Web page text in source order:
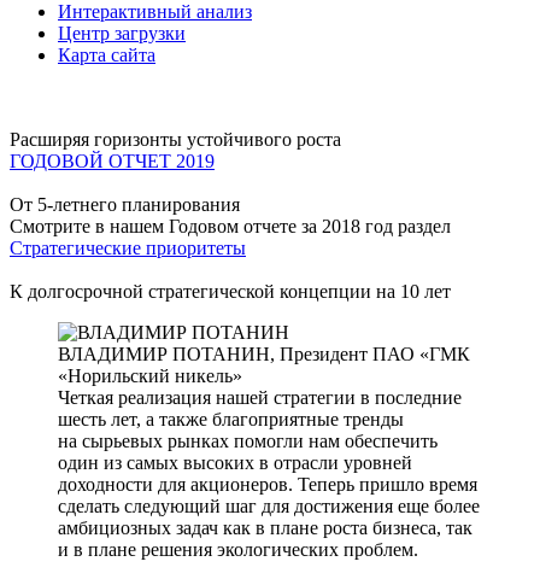
Интерактивный анализ
Центр загрузки
Карта сайта
Расширяя горизонты устойчивого роста
ГОДОВОЙ ОТЧЕТ 2019
От 5-летнего планирования
Смотрите в нашем Годовом отчете за 2018 год раздел
Стратегические приоритеты
К долгосрочной стратегической концепции на 10 лет
ВЛАДИМИР ПОТАНИН, Президент ПАО «ГМК
«Норильский никель»
Четкая реализация нашей стратегии в последние
шесть лет, а также благоприятные тренды
на сырьевых рынках помогли нам обеспечить
один из самых высоких в отрасли уровней
доходности для акционеров. Теперь пришло время
сделать следующий шаг для достижения еще более
амбициозных задач как в плане роста бизнеса, так
и в плане решения экологических проблем.